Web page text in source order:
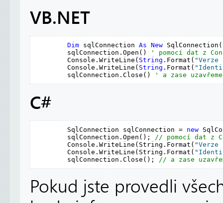
VB.NET
Dim sqlConnection As New
        sqlConnection.Open()
' pomocí dat z
        Console.WriteLine(
String .Format(
        Console.WriteLine(
String .Format(
        sqlConnection.Close()
' a zase uzavřeme
C#
        SqlConnection sqlConnection =
new
        sqlConnection.Open();
// pomocí dat z
        Console.WriteLine(String.Format(
        Console.WriteLine(String.Format(
        sqlConnection.Close();
// a zase
Pokud jste provedli